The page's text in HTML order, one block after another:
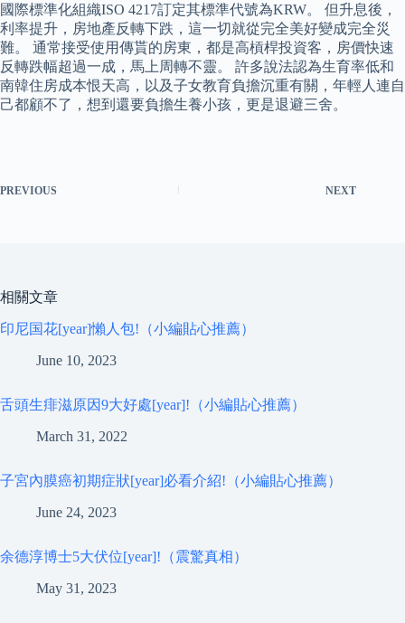
國際標準化組織ISO 4217訂定其標準代號為KRW。 但升息後，
利率提升，房地產反轉下跌，這一切就從完全美好變成完全災
難。 通常接受使用傳貰的房東，都是高槓桿投資客，房價快速
反轉跌幅超過一成，馬上周轉不靈。 許多說法認為生育率低和
南韓住房成本恨天高，以及子女教育負擔沉重有關，年輕人連自
己都顧不了，想到還要負擔生養小孩，更是退避三舍。
PREVIOUS NEXT
相關文章
印尼国花[year]懶人包!（小編貼心推薦）
June 10, 2023
舌頭生痱滋原因9大好處[year]!（小編貼心推薦）
March 31, 2022
子宮內膜癌初期症狀[year]必看介紹!（小編貼心推薦）
June 24, 2023
余德淳博士5大伏位[year]!（震驚真相）
May 31, 2023